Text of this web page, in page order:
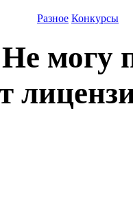
Разное Конкурсы
могу